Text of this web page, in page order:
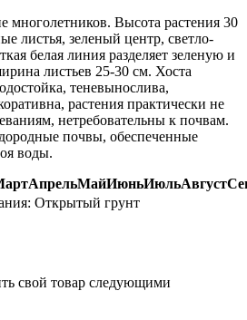
многолетников. Высота растения 30
листья, зеленый центр, светло-
белая линия разделяет зеленую и
листьев 25-30 см. Хоста
теневынослива,
растения практически не
нетребовательны к почвам.
почвы, обеспеченные
воды.
АпрельМайИюньИюльАвгуст
Открытый грунт
свой товар следующими